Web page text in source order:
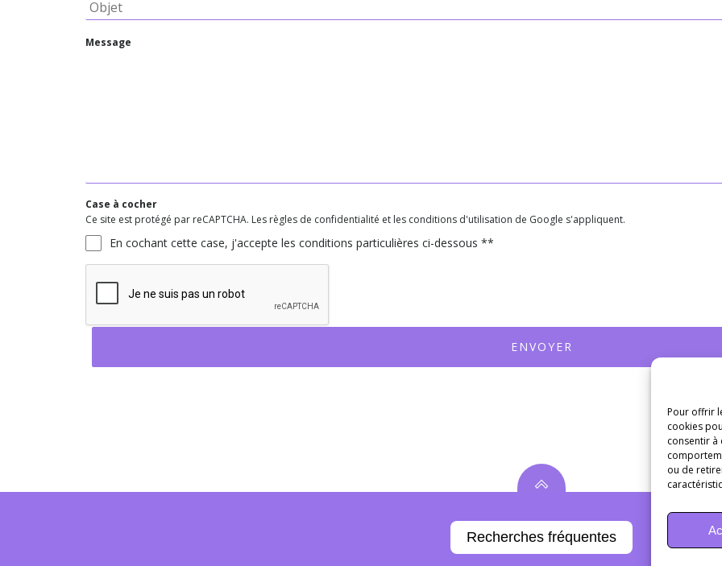
Pour offrir
cookies
consentir à
ou de
Message
Case à cocher
Ce site est protégé par reCAPTCHA. Les règles de confidentialité et les conditions d'utilisation de Google s'appliquent.
En cochant cette case, j'accepte les conditions particulières ci-dessous **
ENVOYER
Recherches fréquentes